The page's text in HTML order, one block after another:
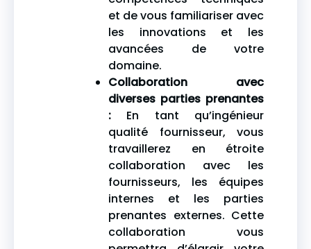
et de vous familiariser avec
les innovations et les
avancées de votre
domaine.
Collaboration avec
diverses parties prenantes
: En tant qu’ingénieur
qualité fournisseur, vous
travaillerez en étroite
collaboration avec les
fournisseurs, les équipes
internes et les parties
prenantes externes. Cette
collaboration vous